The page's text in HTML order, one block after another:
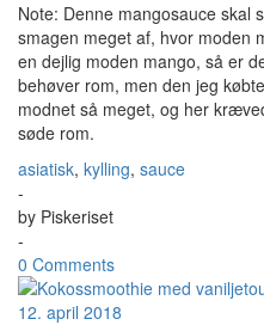
Note: Denne mangosauce
smagen meget af, hvor moden
en dejlig moden mango, så er
behøver rom, men den jeg
modnet så meget, og her
søde rom.
asiatisk, kylling, sauce
-
by Piskeriset
-
0 Comments
12. april 2018